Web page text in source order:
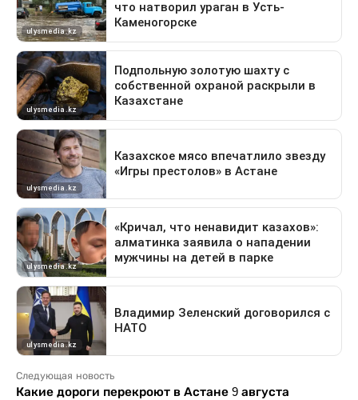
Следующая новость
Какие дороги перекроют в Астане 9 августа